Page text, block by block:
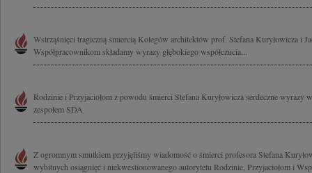
Wstrząśnięci tragiczną śmiercią Kolegów architektów prof. Stefana Kuryłowicza i
Współpracownikom składamy wyrazy głębokiego współczucia...
Rodzinie i Przyjaciołom z powodu śmierci Stefana Kuryłowicza serdeczne wyrazy
zespołem SDA
Z ogromnym smutkiem przyjęliśmy wiadomość o śmierci profesora Stefana
wybitnych osiągnięć i niekwestionowanego autorytetu Rodzinie, Przyjaciołom i